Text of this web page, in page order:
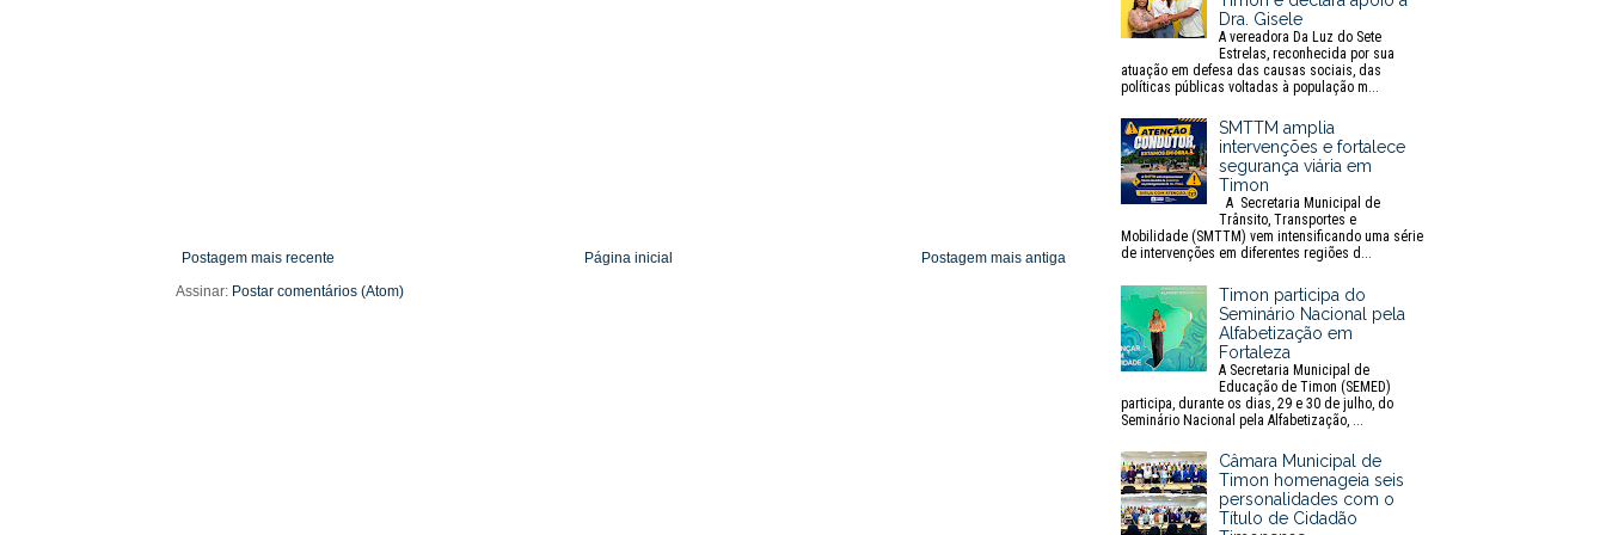
Postagem mais recente Postagem mais antiga
Página inicial
Assinar: Postar comentários (Atom)
Dra. Gisele
A vereadora Da Luz do Sete
Estrelas, reconhecida por sua
atuação em defesa das causas sociais, das
políticas públicas voltadas à população m...
SMTTM amplia
intervenções e fortalece
segurança viária em
Timon
A Secretaria Municipal de
Trânsito, Transportes e
Mobilidade (SMTTM) vem intensificando uma série
de intervenções em diferentes regiões d...
Timon participa do
Seminário Nacional pela
Alfabetização em
Fortaleza
A Secretaria Municipal de
Educação de Timon (SEMED)
participa, durante os dias, 29 e 30 de julho, do
Seminário Nacional pela Alfabetização, ...
Câmara Municipal de
Timon homenageia seis
personalidades com o
Título de Cidadão